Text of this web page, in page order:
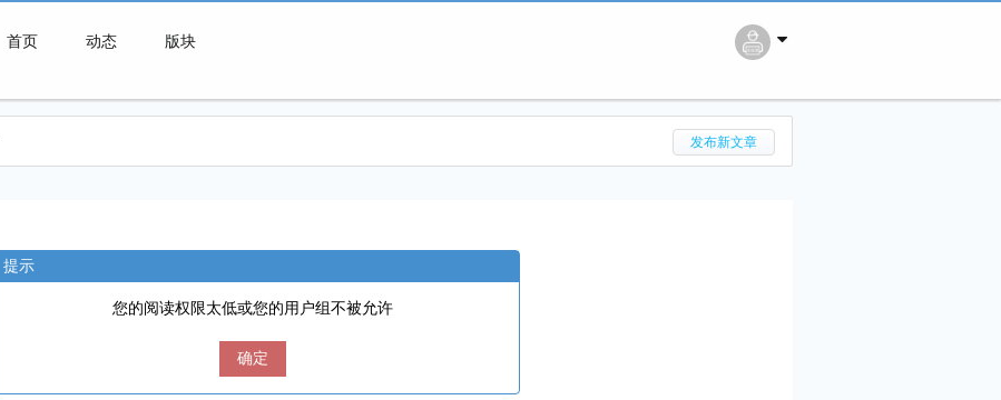
首页 动态 版块
搜 索
发布新文章
提示
您的阅读权限太低或您的用户组不被允许
确定